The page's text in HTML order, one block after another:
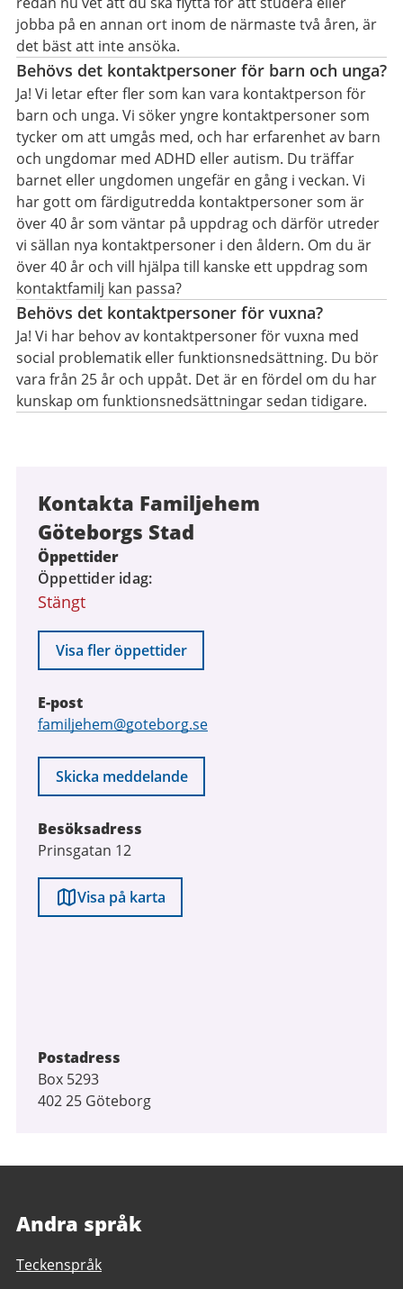
jobba på en annan ort inom de närmaste två åren, är
det bäst att inte ansöka.
Behövs det kontaktpersoner för barn och unga?
Ja! Vi letar efter fler som kan vara kontaktperson för
barn och unga. Vi söker yngre kontaktpersoner som
tycker om att umgås med, och har erfarenhet av barn
och ungdomar med ADHD eller autism. Du träffar
barnet eller ungdomen ungefär en gång i veckan. Vi
har gott om färdigutredda kontaktpersoner som är
över 40 år som väntar på uppdrag och därför utreder
vi sällan nya kontaktpersoner i den åldern. Om du är
över 40 år och vill hjälpa till kanske ett uppdrag som
kontaktfamilj kan passa?
Behövs det kontaktpersoner för vuxna?
Ja! Vi har behov av kontaktpersoner för vuxna med
social problematik eller funktionsnedsättning. Du bör
vara från 25 år och uppåt. Det är en fördel om du har
kunskap om funktionsnedsättningar sedan tidigare.
Kontakta Familjehem
Göteborgs Stad
Öppettider
Öppettider idag
Stängt
Visa fler öppettider
E-post
E-
familjehem@goteborg.se
Skicka meddelande
Besöksadress
Prinsgatan 12
Visa på karta
Postadress
Box 5293
402 25 Göteborg
Andra språk
Teckenspråk